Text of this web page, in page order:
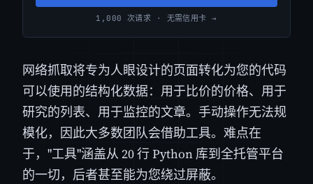
1,000 次请求 · 无需信用卡 →
网络抓取将专为人眼设计的页面转化为您的代码
可以使用的结构化数据：用于比价的价格、用于
研究的列表、用于监控的文章。手动操作无法规
模化，因此大多数团队会借助工具。难点在
于，"工具"涵盖从 20 行 Python 库到全托管平台
的一切，后者甚至能为您绕过屏蔽。